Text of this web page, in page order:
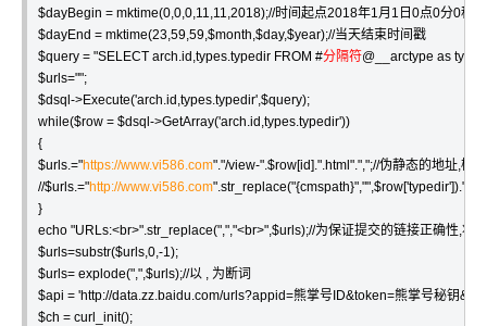
$dayBegin = mktime(0,0,0,11,11,2018);//时间起点2018年1月1日0点0分0秒,
$dayEnd = mktime(23,59,59,$month,$day,$year);//当天结束时间戳
$query = "SELECT arch.id,types.typedir FROM #分隔符@__arctype as
$urls="";
$dsql->Execute('arch.id,types.typedir',$query);
while($row = $dsql->GetArray('arch.id,types.typedir'))
{
$urls.="https://www.vi586.com"."/view-".$row[id].".html".",";//伪静态的地址,橙
//$urls.="http://www.vi586.com".str_replace("{cmspath}","",$row['typedir'])."/
}
echo "URLs:<br>".str_replace(",","<br>",$urls);//为保证提交的链接正确性,将
$urls=substr($urls,0,-1);
$urls= explode(",",$urls);//以 , 为断词
$api = 'http://data.zz.baidu.com/urls?appid=熊掌号ID&token=熊掌号秘钥
$ch = curl_init();